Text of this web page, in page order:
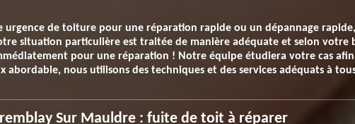
urgence de toiture pour une réparation rapide ou un dépannage
situation particulière est traitée de manière adéquate et selon votre
pour une réparation ! Notre équipe étudiera votre cas
abordable, nous utilisons des techniques et des services adéquats à
Sur Mauldre : fuite de toit à réparer